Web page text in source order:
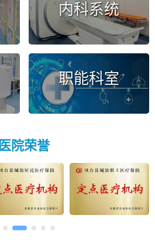
内科系统
职能科室
医院荣誉